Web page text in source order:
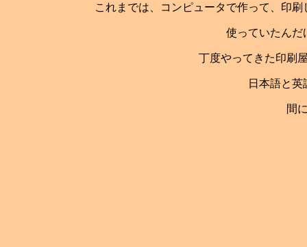
これまでは、コンピュータで作って、印
使っていたんだ
丁度やってきた印刷
日本語と
間